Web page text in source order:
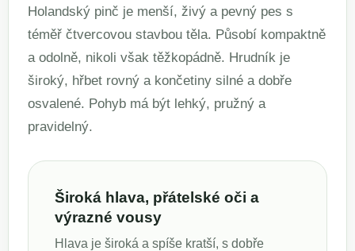
Holandský pinč je menší, živý a pevný pes s
téměř čtvercovou stavbou těla. Působí kompaktně
a odolně, nikoli však těžkopádně. Hrudník je
široký, hřbet rovný a končetiny silné a dobře
osvalené. Pohyb má být lehký, pružný a
pravidelný.
Široká hlava, přátelské oči a
výrazné vousy
Hlava je široká a spíše kratší, s dobře